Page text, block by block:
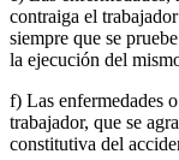
contraiga el
siempre que se
la ejecución del
f) Las enfermedades
trabajador, que se
constitutiva del